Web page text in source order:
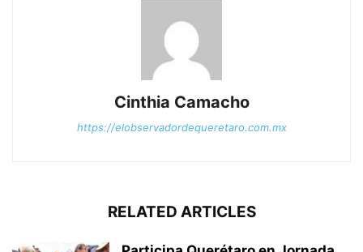
Cinthia Camacho
https://elobservadordequeretaro.com.mx
RELATED ARTICLES